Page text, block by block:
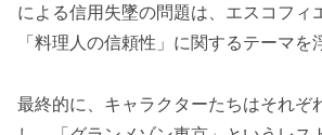
による信用失墜の問題は、エスコフィ
「料理人の信頼性」に関するテーマを
最終的に、キャラクターたちはそれぞ